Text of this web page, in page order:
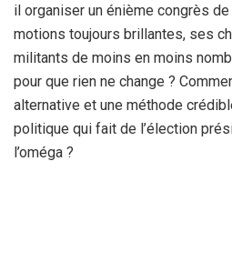
il organiser un énième congrès
motions toujours brillantes, ses
militants de moins en moins
pour que rien ne change ?
alternative et une méthode
politique qui fait de l’élection
l’oméga ?